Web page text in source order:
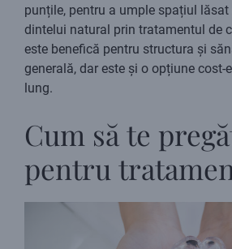
punțile, pentru a umple spațiul lăsat
dintelui natural prin tratamentul de
este benefică pentru structura și
generală, dar este și o opțiune cost-
lung.
Cum să te
pentru